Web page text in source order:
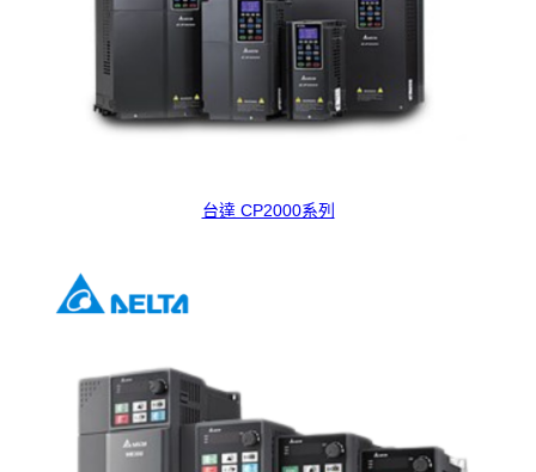
台達 CP2000系列